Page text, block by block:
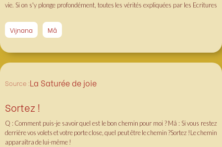
vie. Si on s'y plonge profondément, toutes les vérités expliquées par les Ecritures
Vijnana Mâ
Source :La Saturée de joie
Sortez !
Q : Comment puis-je savoir quel est le bon chemin pour moi ? Mâ : Si vous restez
derrière vos volets et votre porte close, quel peut être le chemin ?Sortez !Le chemin
apparaîtra de lui-même !